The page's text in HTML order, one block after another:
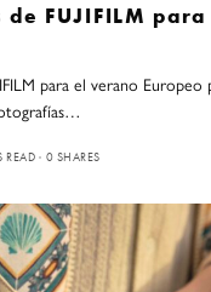
de FUJIFILM
para el verano
READ 0 SHARES